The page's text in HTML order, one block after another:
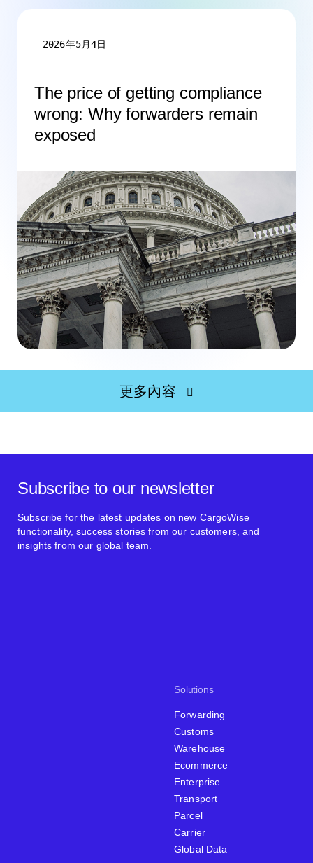
2026年5月4日
The price of getting compliance
wrong: Why forwarders remain
exposed
更多內容
Solutions
Forwarding
Customs
Warehouse
Ecommerce
Enterprise
Transport
Parcel
Carrier
Global Data
Subscribe to our newsletter
Subscribe for the latest updates on new CargoWise
functionality, success stories from our customers, and
insights from our global team.